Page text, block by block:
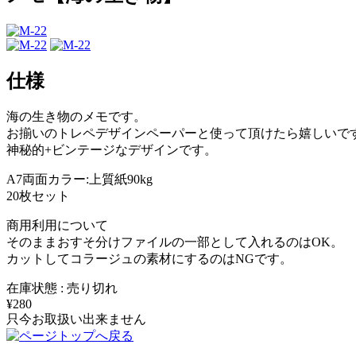
仕様
海の生き物のメモです。
お揃いのトレペデザインペーパーと使って頂けたら嬉しいで
神秘的+ビンテージなデザインです。
A7両面カラー:上質紙90kg
20枚セット
商用利用について
そのままおすそ分けファイルの一部として入れるのはOK。
カットしてコラージュの素材にするのはNGです。
在庫状態 : 売り切れ
¥280
只今お取扱い出来ません